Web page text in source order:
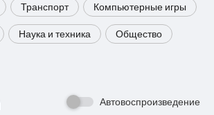
Транспорт Компьютерные игры
Наука и техника Общество
Автовоспроизведение